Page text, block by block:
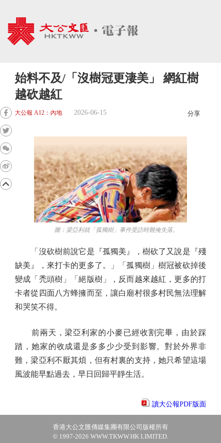
始料不及/「沒樹冠更淒美」 網紅樹
越砍越紅
大公報 A12：內地 2026-06-15 分享
圖：梁亞利就「孤獨樹」事件受訪時難掩失落。
「沒砍樹前說它是『孤獨美』，樹砍了又說是『殘
缺美』，來打卡的更多了。」「孤獨樹」樹冠被砍掉後
變成「禿頭樹」「絕版樹」，反而越來越紅，更多的打
卡者從四面八方蜂擁而至，讓白廟村很多村民無法理解
和哭笑不得。
前兩天，梁亞利家的小麥已經收割完畢，由於踩
踏，她家的收成還是多多少少受到影響。對於外界非
難，梁亞利不厭其煩，但有村裏的支持，她只希望這場
風波能早點過去，早日回歸平靜生活。
讀大公報PDF版面
香港大公文匯傳媒集團有限公司版權所有
© 1997-2026 WWW.TKWW.HK LIMITED.